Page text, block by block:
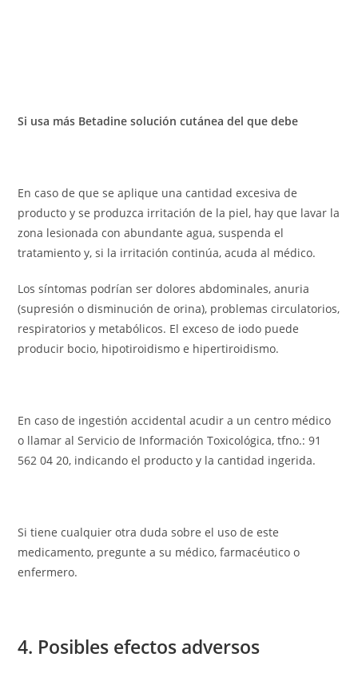
Si usa más Betadine solución cutánea del que debe
En caso de que se aplique una cantidad excesiva de
producto y se produzca irritación de la piel, hay que lavar la
zona lesionada con abundante agua, suspenda el
tratamiento y, si la irritación continúa, acuda al médico.
Los síntomas podrían ser dolores abdominales, anuria
(supresión o disminución de orina), problemas circulatorios,
respiratorios y metabólicos. El exceso de iodo puede
producir bocio, hipotiroidismo e hipertiroidismo.
En caso de ingestión accidental acudir a un centro médico
o llamar al Servicio de Información Toxicológica, tfno.: 91
562 04 20, indicando el producto y la cantidad ingerida.
Si tiene cualquier otra duda sobre el uso de este
medicamento, pregunte a su médico, farmacéutico o
enfermero.
4. Posibles efectos adversos